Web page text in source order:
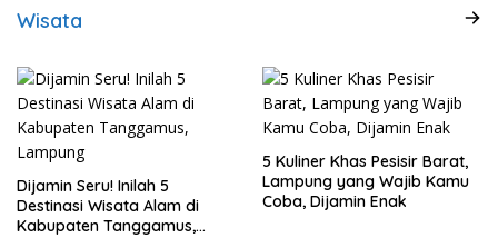
Wisata
Dijamin Seru! Inilah 5
Destinasi Wisata Alam di
Kabupaten Tanggamus,
5 Kuliner Khas Pesisir Barat,
Lampung yang Wajib Kamu
Coba, Dijamin Enak